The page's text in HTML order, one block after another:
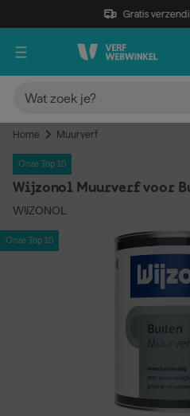
Gratis
Home Muurverf
Onze Top 10
Wijzonol Muurverf voor
WIJZONOL
Onze Top 10